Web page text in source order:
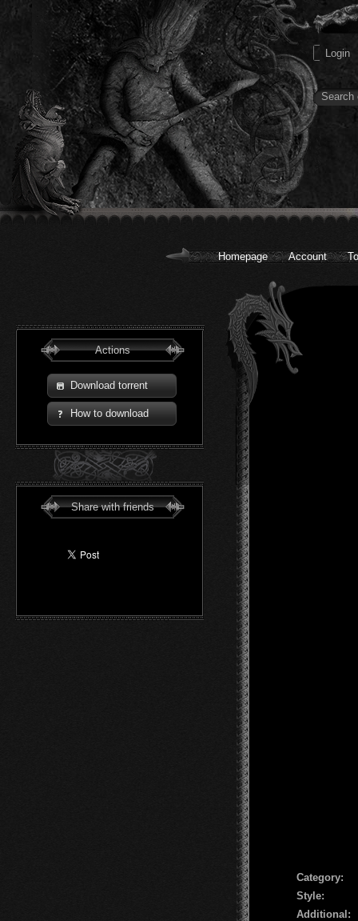
Homepage Account
Actions
Download torrent
How to download
Share with friends
Сategory:
Style:
Additional: